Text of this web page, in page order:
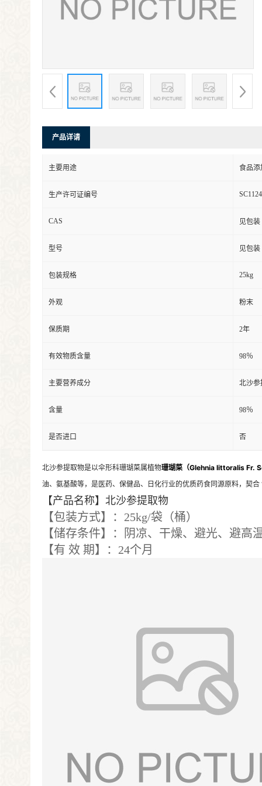
产品详请
主要用途 食品添
生产许可证编号
CAS 见包装
型号 见包装
包装规格 25kg
外观 粉末
保质期 2年
有效物质含量 98％
主要营养成分 北沙参
含量 98％
是否进口 否
北沙参提取物是以伞形科珊瑚菜属植物珊瑚菜（Glehnia littoralis Fr.
油、氨基酸等，是医药、保健品、日化行业的优质药食同源原料，契
【产品名称】北沙参提取物
【包装方式】：25kg/袋（桶）
【储存条件】：阴凉、干燥、避光、避高
【有 效 期】：24个月